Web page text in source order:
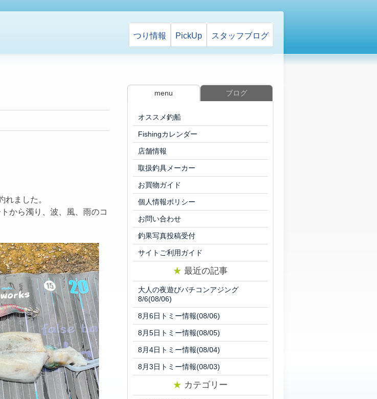
つり情報 PickUp スタッフブログ
ました。
から濁り、波、風、雨のコ
menu ブログ
オススメ釣船
Fishingカレンダー
店舗情報
取扱釣具メーカー
お買物ガイド
個人情報ポリシー
お問い合わせ
釣果写真投稿受付
サイトご利用ガイド
★ 最近の記事
大人の夜遊びバチコンアジング
8/6(08/06)
8月6日トミー情報(08/06)
8月5日トミー情報(08/05)
8月4日トミー情報(08/04)
8月3日トミー情報(08/03)
★ カテゴリー